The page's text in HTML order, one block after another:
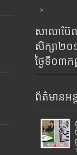
>
សាលាប៊ែ
សិក្សា២
ថ្ងៃទី០៣
ព័ត៌មានអន្